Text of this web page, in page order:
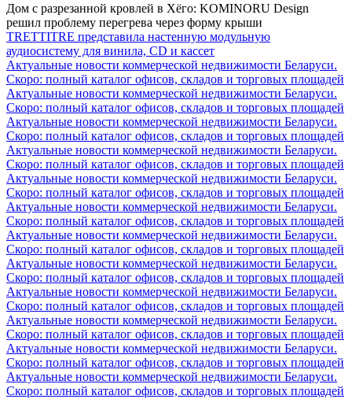
Дом с разрезанной кровлей в Хёго: KOMINORU Design
решил проблему перегрева через форму крыши
TRETTITRE представила настенную модульную
аудиосистему для винила, CD и кассет
Актуальные новости коммерческой недвижимости Беларуси.
Скоро: полный каталог офисов, складов и торговых площадей
Актуальные новости коммерческой недвижимости Беларуси.
Скоро: полный каталог офисов, складов и торговых площадей
Актуальные новости коммерческой недвижимости Беларуси.
Скоро: полный каталог офисов, складов и торговых площадей
Актуальные новости коммерческой недвижимости Беларуси.
Скоро: полный каталог офисов, складов и торговых площадей
Актуальные новости коммерческой недвижимости Беларуси.
Скоро: полный каталог офисов, складов и торговых площадей
Актуальные новости коммерческой недвижимости Беларуси.
Скоро: полный каталог офисов, складов и торговых площадей
Актуальные новости коммерческой недвижимости Беларуси.
Скоро: полный каталог офисов, складов и торговых площадей
Актуальные новости коммерческой недвижимости Беларуси.
Скоро: полный каталог офисов, складов и торговых площадей
Актуальные новости коммерческой недвижимости Беларуси.
Скоро: полный каталог офисов, складов и торговых площадей
Актуальные новости коммерческой недвижимости Беларуси.
Скоро: полный каталог офисов, складов и торговых площадей
Актуальные новости коммерческой недвижимости Беларуси.
Скоро: полный каталог офисов, складов и торговых площадей
Актуальные новости коммерческой недвижимости Беларуси.
Скоро: полный каталог офисов, складов и торговых площадей